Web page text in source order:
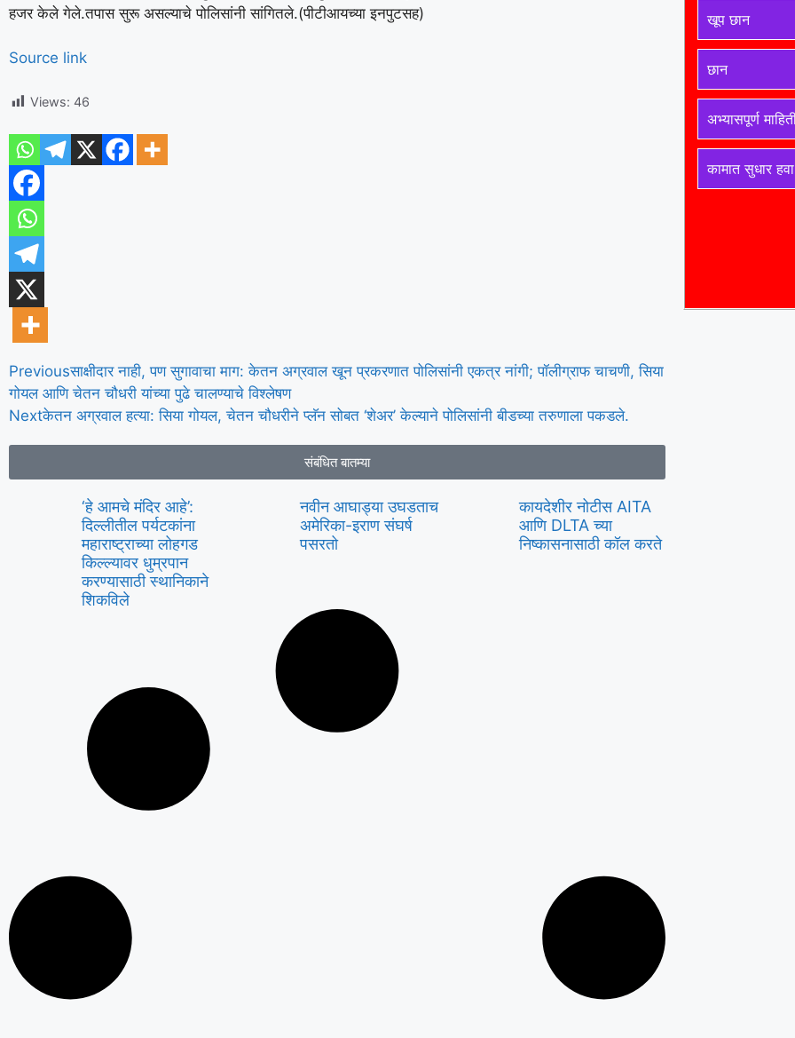
हजर केले गेले.तपास सुरू असल्याचे पोलिसांनी सांगितले.(पीटीआयच्या इनपुटसह)
Source link
Views: 46
Previousसाक्षीदार नाही, पण सुगावाचा माग: केतन अग्रवाल खून प्रकरणात पोलिसांनी एकत्र नांगी; पॉलीग्राफ चाचणी, सिया
गोयल आणि चेतन चौधरी यांच्या पुढे चालण्याचे विश्लेषण
Nextकेतन अग्रवाल हत्या: सिया गोयल, चेतन चौधरीने प्लॅन सोबत ‘शेअर’ केल्याने पोलिसांनी बीडच्या तरुणाला पकडले.
संबंधित बातम्या
‘हे आमचे मंदिर आहे’:
दिल्लीतील पर्यटकांना
महाराष्ट्राच्या लोहगड
किल्ल्यावर धुम्रपान
करण्यासाठी स्थानिकाने
शिकविले
नवीन आघाड्या उघडताच
अमेरिका-इराण संघर्ष
पसरतो
कायदेशीर नोटीस AITA
आणि DLTA च्या
निष्कासनासाठी कॉल करते
खूप छान
छान
अभ्यासपूर्ण
कामात सुधार हवा